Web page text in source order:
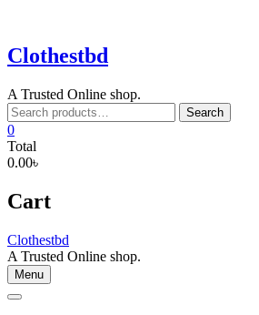
content
Clothestbd
A Trusted Online shop.
Search
for:
Search
0
Total
0.00৳
Cart
Clothestbd
A Trusted Online shop.
Menu